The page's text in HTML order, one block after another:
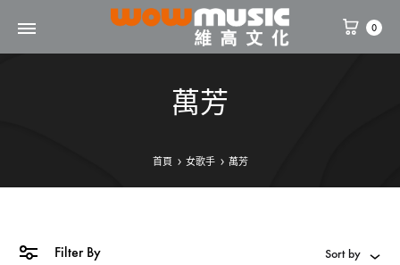
WOW
維
0
萬芳
首頁 女歌手 萬芳
Filter By Sort by